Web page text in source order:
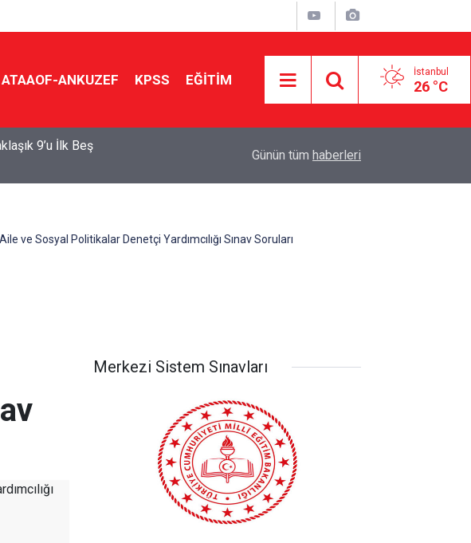
ANKUZEF KPSS EĞİTİM İstanbul
26 °C
9’u İlk Beş
Yönlendiriyor?
Günün tüm haberleri
ve Sosyal Politikalar Denetçi Yardımcılığı Sınav Soruları
Merkezi Sistem Sınavları